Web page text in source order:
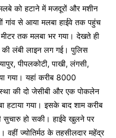
को हटाने में मजदूरों और मशीन
से आया मलबा हाईवे तक पहुंच
तक मलबा भर गया। देखते ही
लंबी लाइन लग गई। पुलिस
पीपलकोटी, पाखी, लंगसी,
गया। यहां करीब 8000
की दो जेसीबी और एक पोकलेन
हटाया गया। इसके बाद शाम करीब
सुचारु हो सकी। हाईवे खुलने पर
वहीं ज्योतिर्मठ के तहसीलदार महेंद्र